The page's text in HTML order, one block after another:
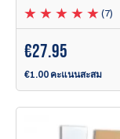
(7)
€27.95
€1.00 คะแนนสะสม